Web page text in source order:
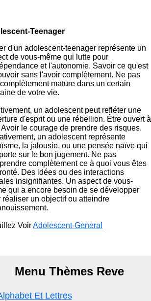
Teenager
d'un adolescent-teenager représente un
de vous-même qui lutte pour
et l'autonomie. Savoir ce qu'est
sans l'avoir complètement. Ne pas
mature dans un certain
de votre vie.
un adolescent peut refléter une
d'esprit ou une rébellion. Être ouvert à
Avoir le courage de prendre des risques.
un adolescent représente
la jalousie, ou une pensée naïve qui
sur le bon jugement. Ne pas
complètement ce à quoi vous êtes
Des idées ou des interactions
insignifiantes. Un aspect de vous-
qui a encore besoin de se développer
réaliser un objectif ou atteindre
VoirAdolescent-General
Menu Thèmes Reve
Et Lettres